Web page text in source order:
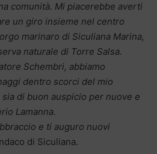
comunità. Mi piacerebbe averti
un giro insieme nel centro
marinaro di Siculiana Marina,
naturale di Torre Salsa.
Schembri, abbiamo
dentro scorci del mio
di buon auspicio per nuove e
Lamanna.
e ti auguro nuovi
di Siculiana.